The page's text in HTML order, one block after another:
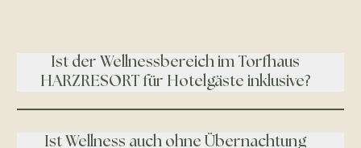
Ist der Wellnessbereich im Torfhaus
HARZRESORT für Hotelgäste inklusive?
Ist Wellness auch ohne Übernachtung